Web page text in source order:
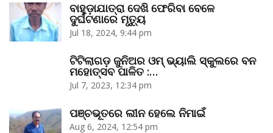
ବାହୁଡ଼ାଯାତ୍ରା ଦେଖି ଫେରିବା ବେଳେ
ଦୁର୍ଘଟଣାରେ ମୃତ୍ୟୁ
Jul 18, 2024, 9:44 pm
ଟିଟିଲାଗଡ଼ ଜୁନିଅର ଓମ୍‌ ଭ୍ୟାଲି ସ୍କୁଲରେ ବନ
ମହୋତ୍ସବ ପାଳିତ :…
Jul 7, 2023, 12:34 pm
ପଞ୍ଚଭୂତରେ ଲୀନ ହେଲେ ନିମାଇଁ
Aug 6, 2024, 12:54 pm